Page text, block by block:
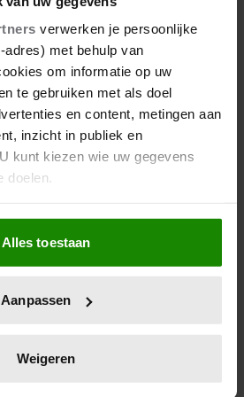
verwerken je persoonlijke
met behulp van
om informatie op uw
te gebruiken met als doel
en content, metingen aan
inzicht in publiek en
kunt kiezen wie uw gegevens
doelen.
we ook graag:
over uw geografische
paar meter nauwkeurig kan zijn
eigenschappen (fingerprinting)
in het
Alles toestaan
Aanpassen
Weigeren
voor Weekend, Party
haar telefoon vastgeplakt
ze opkijkt van sociale
naar haar poes Pluis (die